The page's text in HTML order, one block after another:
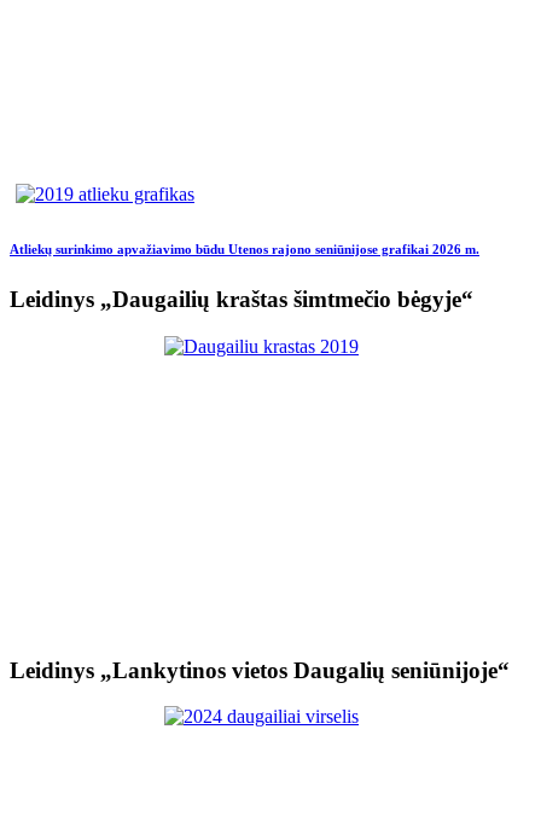
Atliekų surinkimo apvažiavimo būdu Utenos rajono seniūnijose grafikai 2026 m.
Leidinys „Daugailių kraštas šimtmečio bėgyje“
Leidinys „Lankytinos vietos Daugalių seniūnijoje“